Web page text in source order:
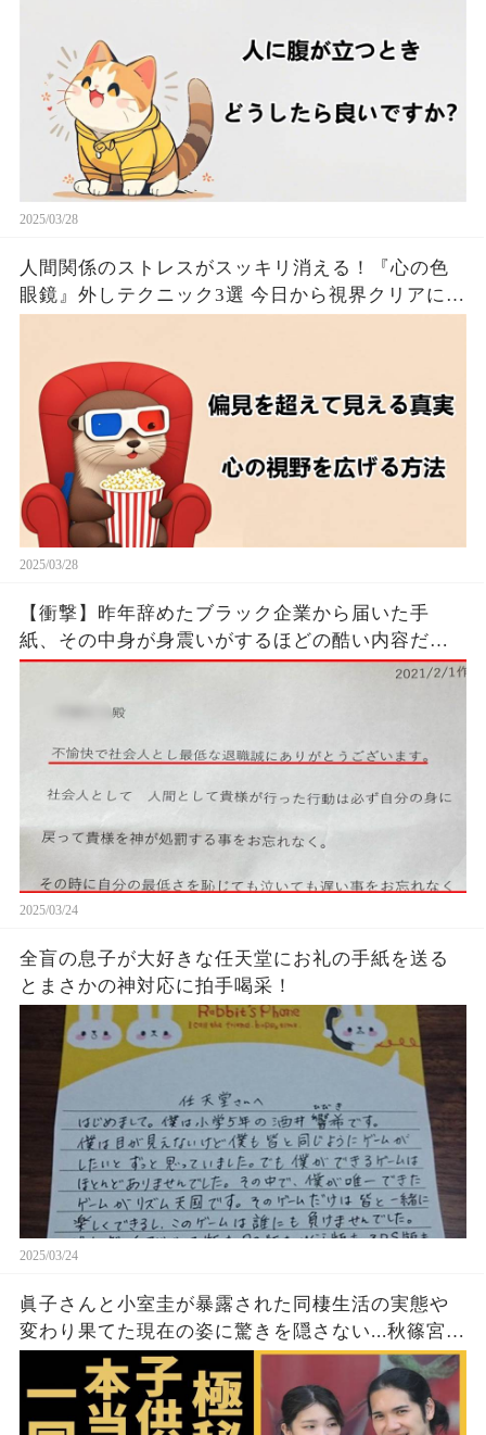
2025/03/28
人間関係のストレスがスッキリ消える！『心の色
眼鏡』外しテクニック3選 今日から視界クリアにな
2025/03/28
【衝撃】昨年辞めたブラック企業から届いた手
紙、その中身が身震いがするほどの酷い内容だっ
た…...
2025/03/24
全盲の息子が大好きな任天堂にお礼の手紙を送る
とまさかの神対応に拍手喝采！
2025/03/24
眞子さんと小室圭が暴露された同棲生活の実態や
変わり果てた現在の姿に驚きを隠さない...秋篠宮家
の長女がアメリカで極秘出産の真相や暴露された
ヤバいO癖に言葉を失う...